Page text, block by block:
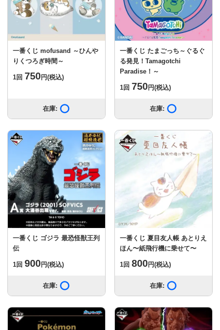
一番くじ mofusand ～ひんや
りくつろぎ時間～
1回 750円(税込)
在庫:
一番くじ たまごっち～ぐるぐ
る発見！Tamagotchi
Paradise！～
1回 750円(税込)
在庫:
一番くじ ゴジラ 最恐怪獣王列
伝
1回 900円(税込)
在庫:
一番くじ 夏目友人帳 あとりえ
ほん〜紙飛行機に乗せて〜
1回 800円(税込)
在庫: